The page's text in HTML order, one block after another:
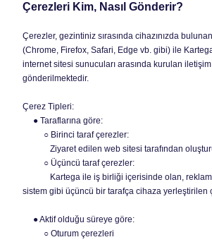
Çerezleri Kim, Nasıl Gönderir?
Çerezler, gezintiniz sırasında cihazınızda
(Chrome, Firefox, Safari, Edge vb. gibi) ile
internet sitesi sunucuları arasında kurulan iletişim
gönderilmektedir.
Çerez Tipleri:
● Taraflarına göre:
○ Birinci taraf çerezler:
Ziyaret edilen web sitesi tarafından
○ Üçüncü taraf çerezler:
Kartega ile iş birliği içerisinde olan, reklam
sistem gibi üçüncü bir tarafça cihaza yerleştirilen
● Aktif olduğu süreye göre:
○ Oturum çerezleri